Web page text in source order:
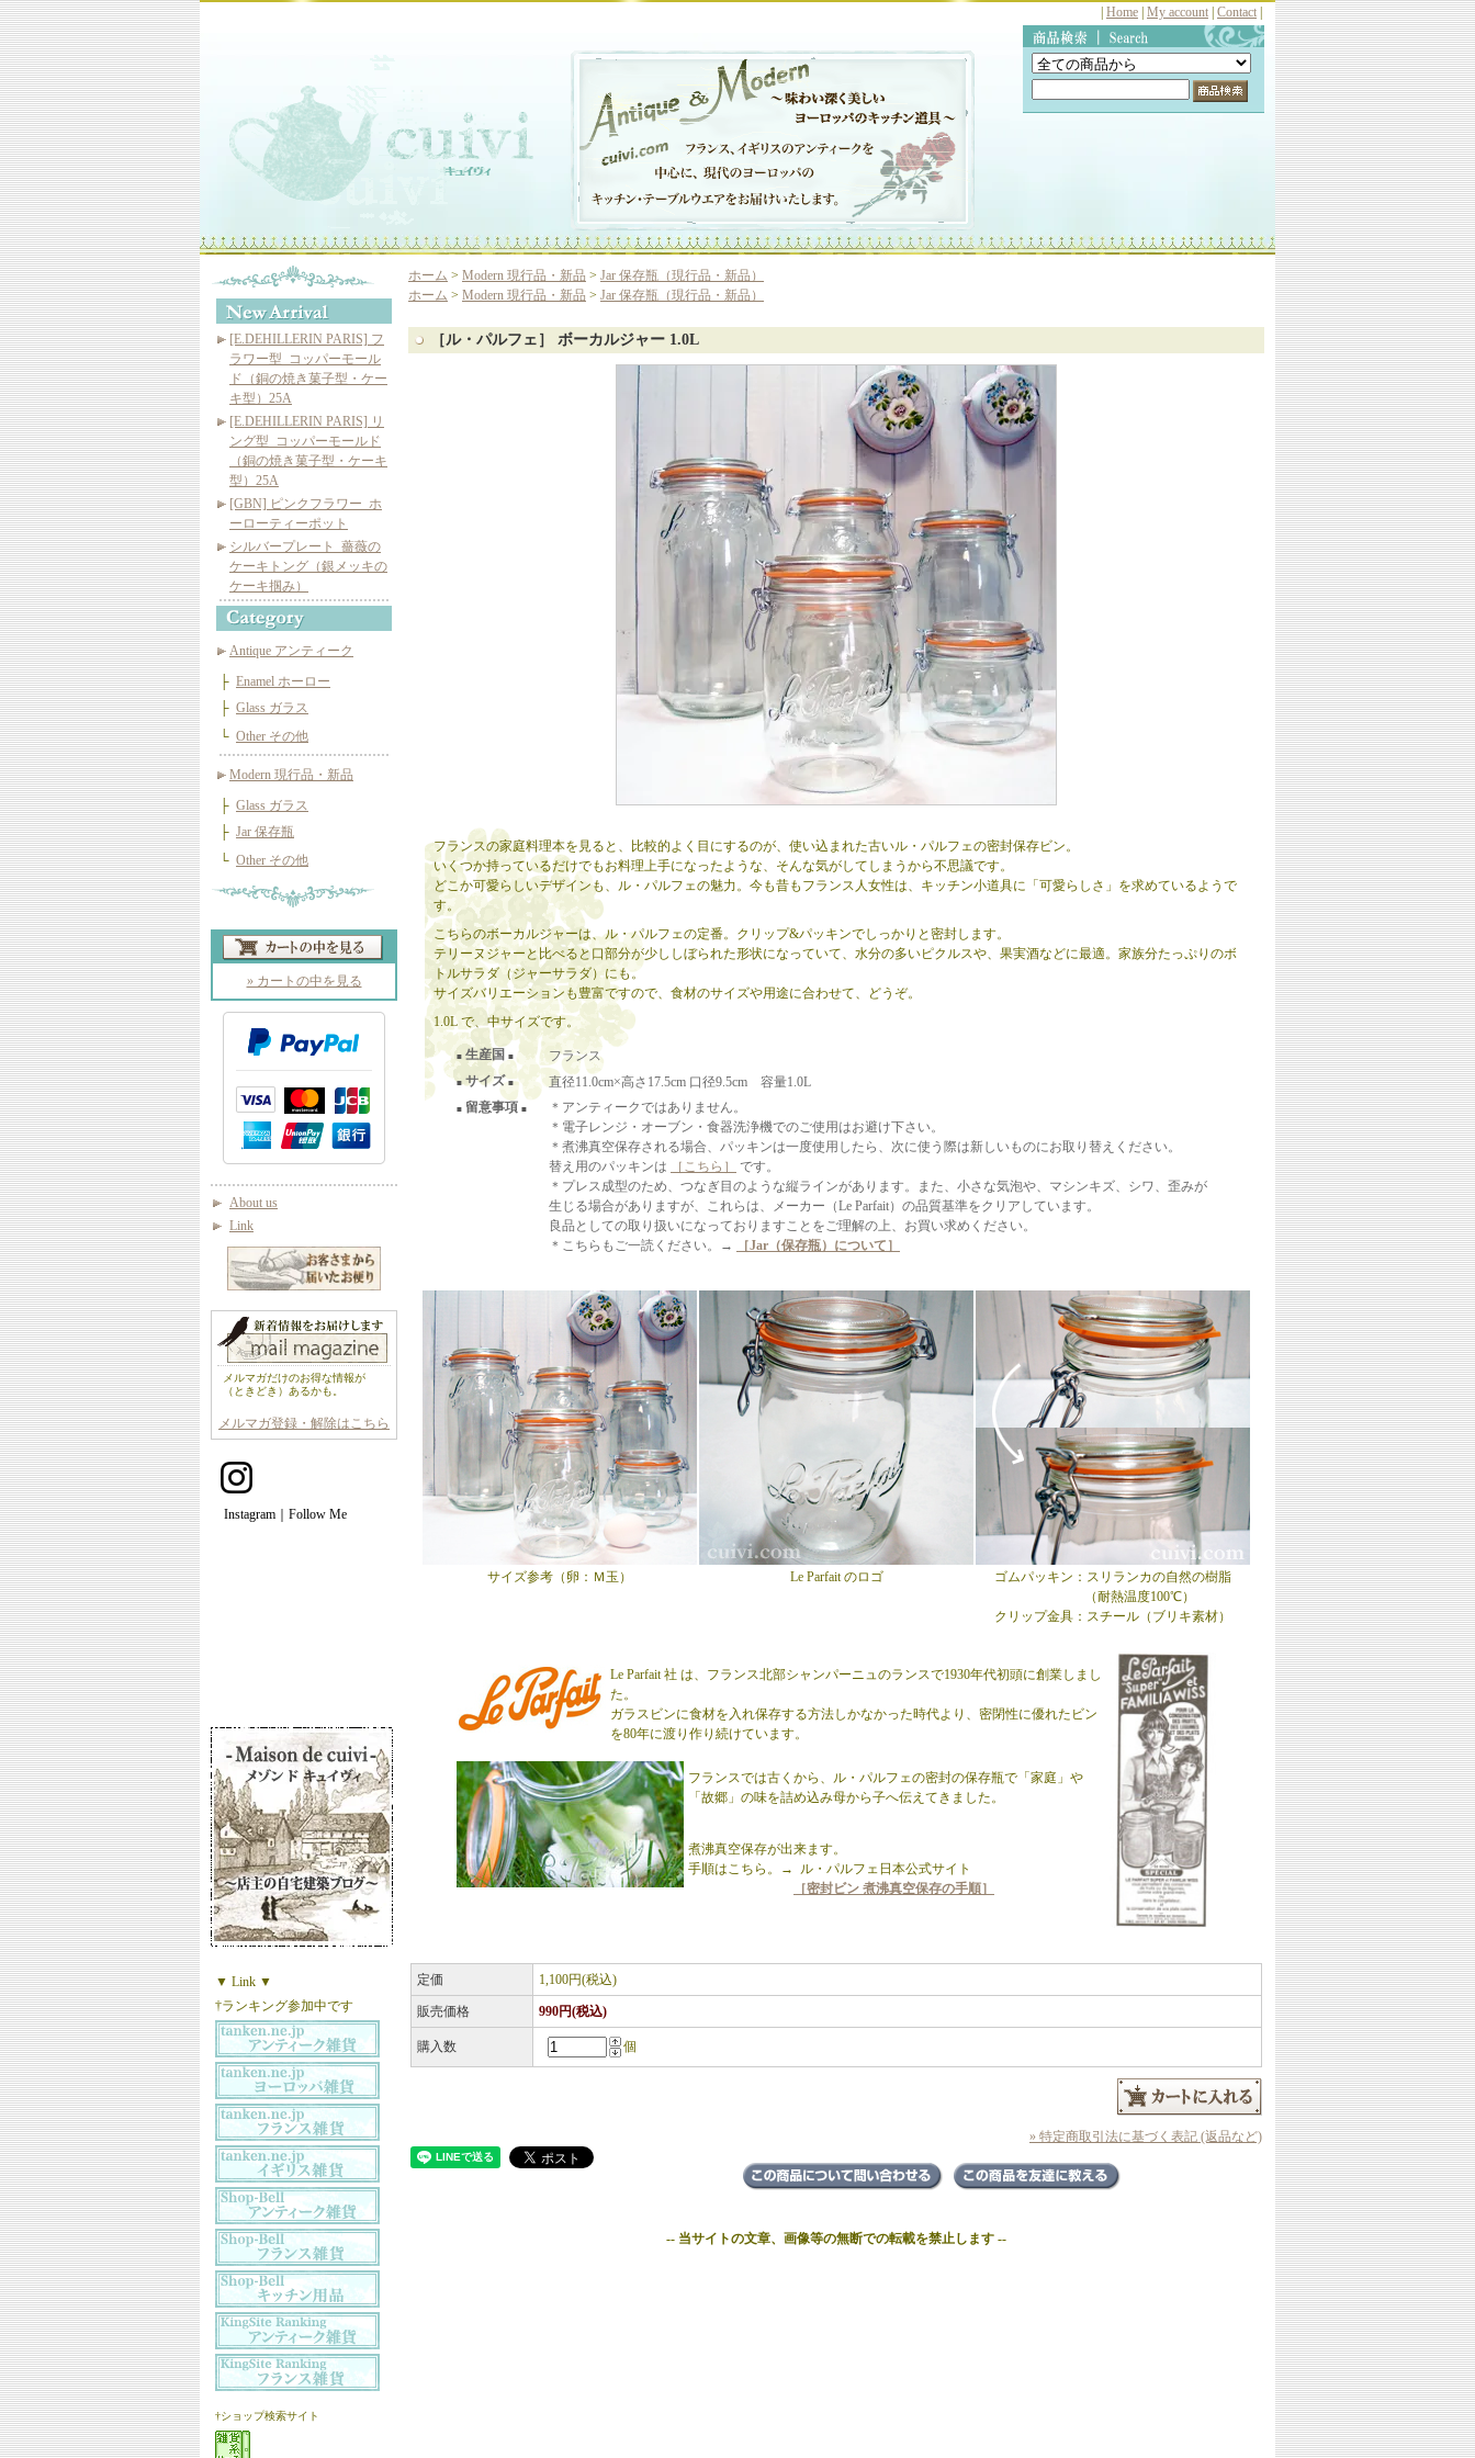
Home My account Contact
[E.DEHILLERIN PARIS] フ
ラワー型_コッパーモール
ド（銅の焼き菓子型・ケー
キ型）25A
[E.DEHILLERIN PARIS] リ
ング型_コッパーモールド
（銅の焼き菓子型・ケーキ
型）25A
[GBN] ピンクフラワー_ホ
ーローティーポット
シルバープレート_薔薇の
ケーキトング（銀メッキの
ケーキ掴み）
Antique アンティーク
├ Enamel ホーロー
├ Glass ガラス
└ Other その他
Modern 現行品・新品
├ Glass ガラス
├ Jar 保存瓶
└ Other その他
» カートの中を見る
About us
Link
メルマガだけのお得な情報が
（ときどき）あるかも。
メルマガ登録・解除はこちら
Instagram｜Follow Me
▼ Link ▼
†ランキング参加中です
†ショップ検索サイト
ホーム > Modern 現行品・新品 > Jar 保存瓶（現行品・新品）
ホーム > Modern 現行品・新品 > Jar 保存瓶（現行品・新品）
［ル・パルフェ］ ボーカルジャー 1.0L
フランスの家庭料理本を見ると、比較的よく目にするのが、使い込まれた古いル・パルフェの密封保存ビン。
いくつか持っているだけでもお料理上手になったような、そんな気がしてしまうから不思議です。
どこか可愛らしいデザインも、ル・パルフェの魅力。今も昔もフランス人女性は、キッチン小道具に「可愛らしさ」を求めているようで
す。
こちらのボーカルジャーは、ル・パルフェの定番。クリップ&パッキンでしっかりと密封します。
テリーヌジャーと比べると口部分が少ししぼられた形状になっていて、水分の多いピクルスや、果実酒などに最適。家族分たっぷりのボ
トルサラダ（ジャーサラダ）にも。
サイズバリエーションも豊富ですので、食材のサイズや用途に合わせて、どうぞ。
1.0L で、中サイズです。
■ 生産国 ■ フランス
■ サイズ ■ 直径11.0cm×高さ17.5cm 口径9.5cm 容量1.0L
■ 留意事項 ■
＊アンティークではありません。
＊電子レンジ・オーブン・食器洗浄機でのご使用はお避け下さい。
＊煮沸真空保存される場合、パッキンは一度使用したら、次に使う際は新しいものにお取り替えください。
替え用のパッキンは
［こちら］
です。
＊プレス成型のため、つなぎ目のような縦ラインがあります。また、小さな気泡や、マシンキズ、シワ、歪みが
生じる場合がありますが、これらは、メーカー（Le Parfait）の品質基準をクリアしています。
良品としての取り扱いになっておりますことをご理解の上、お買い求めください。
＊こちらもご一読ください。→
［Jar（保存瓶）について］
サイズ参考（卵：Ｍ玉） Le Parfait のロゴ
ゴムパッキン：スリランカの自然の樹脂
（耐熱温度100℃）
クリップ金具：スチール（ブリキ素材）
Le Parfait 社 は、フランス北部シャンパーニュのランスで1930年代初頭に創業しまし
た。
ガラスビンに食材を入れ保存する方法しかなかった時代より、密閉性に優れたビン
を80年に渡り作り続けています。
フランスでは古くから、ル・パルフェの密封の保存瓶で「家庭」や
「故郷」の味を詰め込み母から子へ伝えてきました。
煮沸真空保存が出来ます。
手順はこちら。→ ル・パルフェ日本公式サイト
［密封ビン 煮沸真空保存の手順］
定価 1,100円(税込)
販売価格 990円(税込)
購入数 個
» 特定商取引法に基づく表記 (返品など)
-- 当サイトの文章、画像等の無断での転載を禁止します --